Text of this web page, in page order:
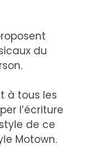
du
à tous les
l’écriture
de ce
Motown.